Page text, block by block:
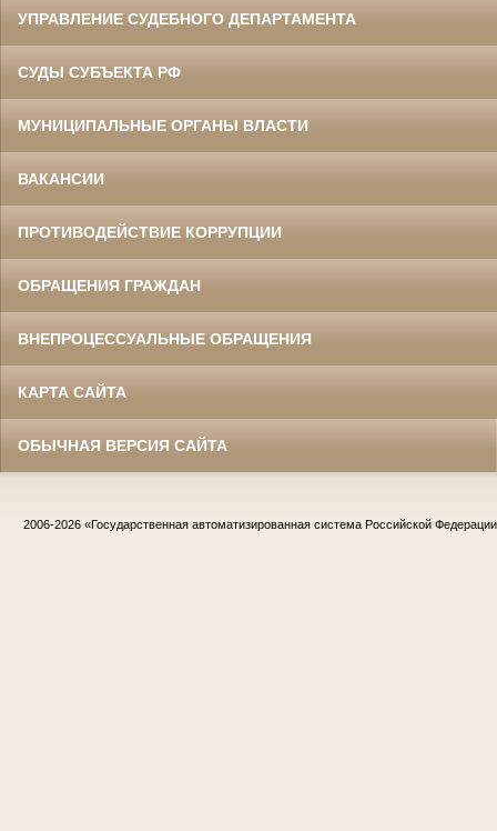
УПРАВЛЕНИЕ СУДЕБНОГО ДЕПАРТАМЕНТА
СУДЫ СУБЪЕКТА РФ
МУНИЦИПАЛЬНЫЕ ОРГАНЫ ВЛАСТИ
ВАКАНСИИ
ПРОТИВОДЕЙСТВИЕ КОРРУПЦИИ
ОБРАЩЕНИЯ ГРАЖДАН
ВНЕПРОЦЕССУАЛЬНЫЕ ОБРАЩЕНИЯ
КАРТА САЙТА
ОБЫЧНАЯ ВЕРСИЯ САЙТА
2006-2026 «Государственная автоматизированная система Российской